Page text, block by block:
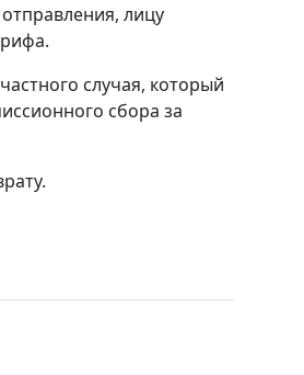
лицу
случая, который
сбора за